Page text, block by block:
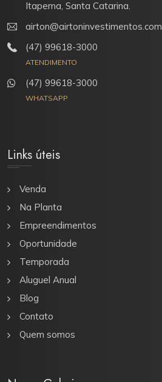
Itapema, Santa Catarina.
airton@airtoninvestimentos.com
(47) 99618-3000
ATENDIMENTO
(47) 99618-3000
WHATSAPP
Links úteis
Venda
Na Planta
Empreendimentos
Oportunidade
Temporada
Aluguel Anual
Blog
Contato
Quem somos